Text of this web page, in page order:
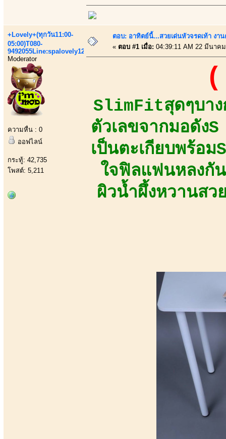
+Lovely+(ทุกวัน11:00-
05:00)T080-
9492055Line:spalovely123
Moderator
ความหื่น : 0
ออฟไลน์
กระทู้: 42,735
โพสต์: 5,211
ตอบ: อาทิตย์นี้...สวยเด่นหัวจรดเท้า งา
« ตอบ #1 เมื่อ: 04:39:11 AM 22 มีนาค
SlimFitสุดๆบาง
ตัวเลขจากมอดั
เป็นตะเกียบพร้อ
ใจฟิลแฟนหลง
ผิวน้ำผึ้งหวานสว